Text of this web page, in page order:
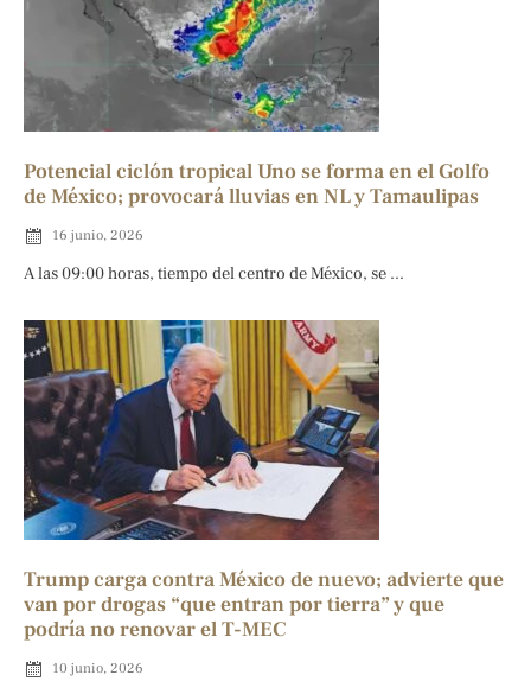
Potencial ciclón tropical Uno se forma en el Golfo
de México; provocará lluvias en NL y Tamaulipas
16 junio, 2026
A las 09:00 horas, tiempo del centro de México, se ...
Trump carga contra México de nuevo; advierte que
van por drogas “que entran por tierra” y que
podría no renovar el T-MEC
10 junio, 2026